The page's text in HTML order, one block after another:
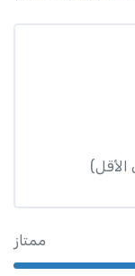
ممتاز